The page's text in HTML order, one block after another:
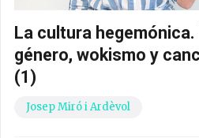
La cultura
género, wokismo y
(1)
Josep Miró i Ardèvol